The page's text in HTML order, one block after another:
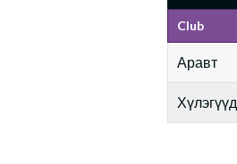
Club
Аравт
Хүлэгүүд